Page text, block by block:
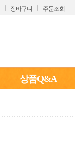
장바구니 주문조회
상품Q&A